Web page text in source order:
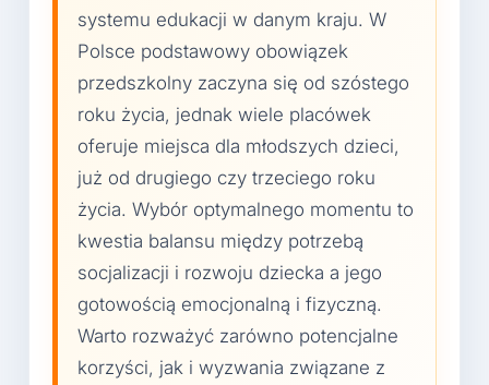
systemu edukacji w danym kraju. W
Polsce podstawowy obowiązek
przedszkolny zaczyna się od szóstego
roku życia, jednak wiele placówek
oferuje miejsca dla młodszych dzieci,
już od drugiego czy trzeciego roku
życia. Wybór optymalnego momentu to
kwestia balansu między potrzebą
socjalizacji i rozwoju dziecka a jego
gotowością emocjonalną i fizyczną.
Warto rozważyć zarówno potencjalne
korzyści, jak i wyzwania związane z